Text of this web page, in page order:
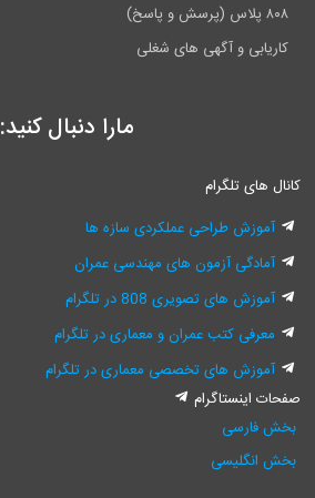
۸۰۸ پلاس (پرسش و پاسخ)
کاریابی و آگهی های شغلی
مارا دنبال کنید:
کانال های تلگرام
آموزش طراحی عملکردی سازه ها
آمادگی آزمون های مهندسی عمران
آموزش های تصویری 808 در تلگرام
معرفی کتب عمران و معماری در تلگرام
آموزش های تخصصی معماری در تلگرام
صفحات اینستاگرام
بخش فارسی
بخش انگلیسی